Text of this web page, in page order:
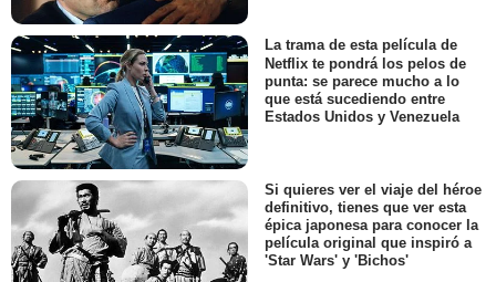
La trama de esta película de
Netflix te pondrá los pelos de
punta: se parece mucho a lo
que está sucediendo entre
Estados Unidos y Venezuela
Si quieres ver el viaje del héroe
definitivo, tienes que ver esta
épica japonesa para conocer la
película original que inspiró a
'Star Wars' y 'Bichos'